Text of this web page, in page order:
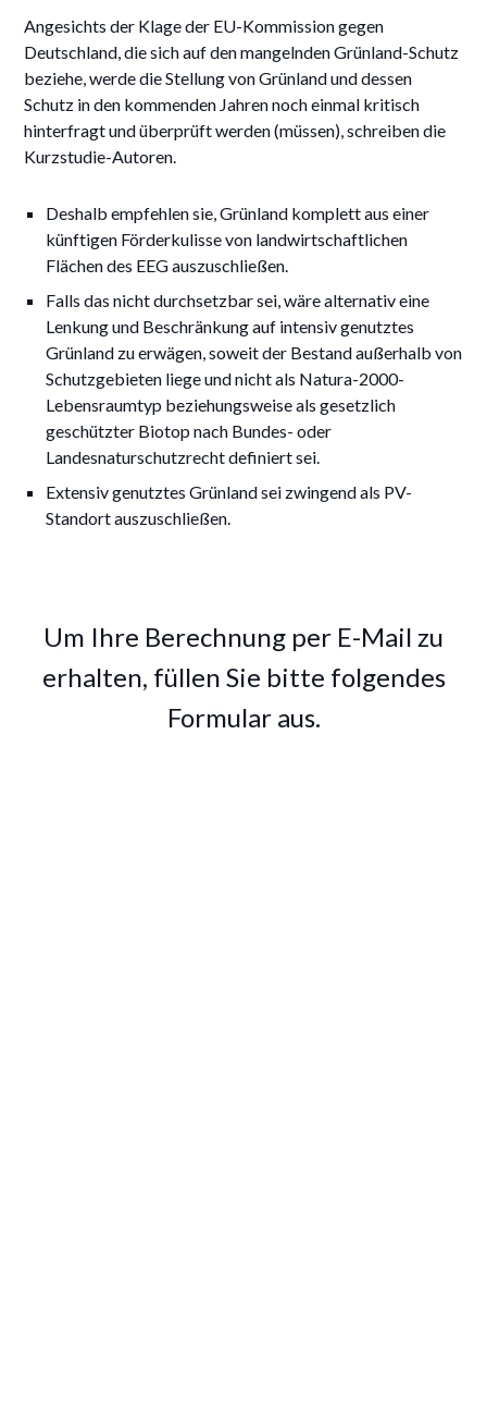
Angesichts der Klage der EU-Kommission gegen
Deutschland, die sich auf den mangelnden Grünland-Schutz
beziehe, werde die Stellung von Grünland und dessen
Schutz in den kommenden Jahren noch einmal kritisch
hinterfragt und überprüft werden (müssen), schreiben die
Kurzstudie-Autoren.
Deshalb empfehlen sie, Grünland komplett aus einer
künftigen Förderkulisse von landwirtschaftlichen
Flächen des EEG auszuschließen.
Falls das nicht durchsetzbar sei, wäre alternativ eine
Lenkung und Beschränkung auf intensiv genutztes
Grünland zu erwägen, soweit der Bestand außerhalb von
Schutzgebieten liege und nicht als Natura-2000-
Lebensraumtyp beziehungsweise als gesetzlich
geschützter Biotop nach Bundes- oder
Landesnaturschutzrecht definiert sei.
Extensiv genutztes Grünland sei zwingend als PV-
Standort auszuschließen.
Um Ihre Berechnung per E-Mail zu
erhalten, füllen Sie bitte folgendes
Formular aus.